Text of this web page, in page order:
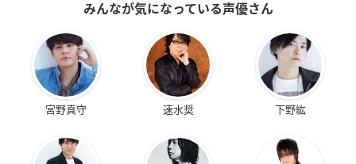
みんなが気になっている声優さん
宮野真守 速水奨 下野紘